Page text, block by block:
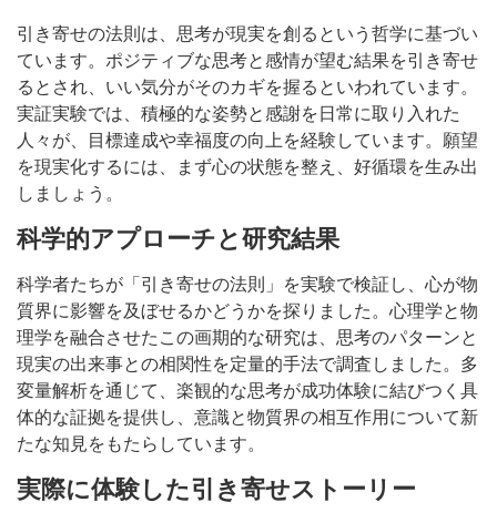
引き寄せの法則は、思考が現実を創るという哲学に基づい
ています。ポジティブな思考と感情が望む結果を引き寄せ
るとされ、いい気分がそのカギを握るといわれています。
実証実験では、積極的な姿勢と感謝を日常に取り入れた
人々が、目標達成や幸福度の向上を経験しています。願望
を現実化するには、まず心の状態を整え、好循環を生み出
しましょう。
科学的アプローチと研究結果
科学者たちが「引き寄せの法則」を実験で検証し、心が物
質界に影響を及ぼせるかどうかを探りました。心理学と物
理学を融合させたこの画期的な研究は、思考のパターンと
現実の出来事との相関性を定量的手法で調査しました。多
変量解析を通じて、楽観的な思考が成功体験に結びつく具
体的な証拠を提供し、意識と物質界の相互作用について新
たな知見をもたらしています。
実際に体験した引き寄せストーリー